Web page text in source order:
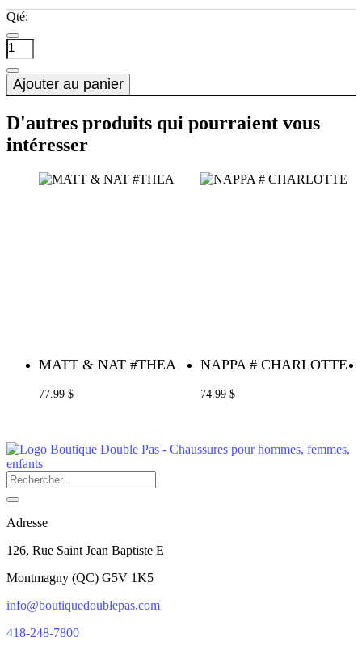
Qté:
Ajouter au panier
D'autres produits qui pourraient vous
intéresser
MATT & NAT #THEA
77.99 $
NAPPA # CHARLOTTE
74.99 $
Adresse
126, Rue Saint Jean Baptiste E
Montmagny (QC) G5V 1K5
info@boutiquedoublepas.com
418-248-7800